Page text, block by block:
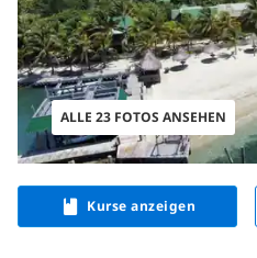
ALLE 23 FOTOS ANSEHEN
Kurse anzeigen